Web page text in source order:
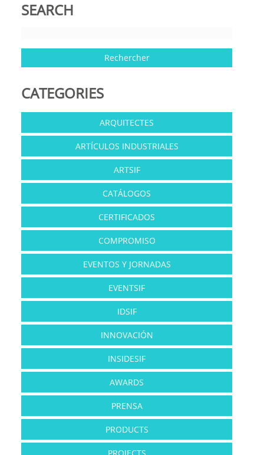
SEARCH
CATEGORIES
ARQUITECTES
ARTÍCULOS INDUSTRIALES
ARTSIF
CATÁLOGOS
CERTIFICADOS
COMPROMISO
EVENTOS Y JORNADAS
EVENTSIF
IDSIF
INNOVACIÓN
INSIDESIF
AWARDS
PRENSA
PRODUCTS
PROJECTS